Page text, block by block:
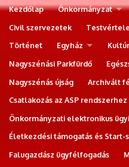
Kezdőlap Önkormányzat
Civil szervezetek
Történet
Egyház
Nagyszénási Parkfürdő
Nagyszénás újság
Archivált
Csatlakozás az ASP rendszerhez
Önkormányzati elektronikus
Életkezdési támogatás és Start-
Falugazdász ügyfélfogadás